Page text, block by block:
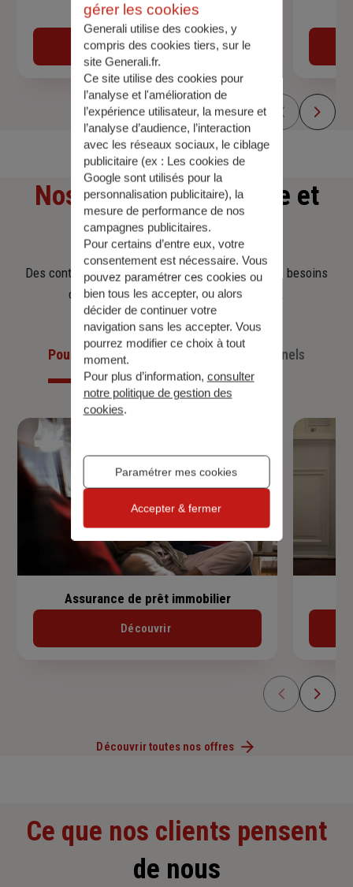
Devis assurance auto
Obtenir une estimation
Nos offresd'assurance et
d'épargne
Des contrats clairs et flexibles pour sécuriser vos besoins
d’aujourd’hui et anticiper ceux de demain.
Pour les particuliers Pour les professionnels
Assurance de prêt immobilier
Découvrir
Découvrir toutes nos offres
Ce que nos clients pensent
de nous
gérer les cookies
Generali utilise des cookies, y
compris des cookies tiers, sur le
site Generali.fr.
Ce site utilise des cookies pour
l’analyse et l'amélioration de
l’expérience utilisateur, la mesure et
l’analyse d’audience, l’interaction
avec les réseaux sociaux, le ciblage
publicitaire (ex : Les cookies de
Google sont utilisés pour la
personnalisation publicitaire), la
mesure de performance de nos
campagnes publicitaires.
Pour certains d’entre eux, votre
consentement est nécessaire. Vous
pouvez paramétrer ces cookies ou
bien tous les accepter, ou alors
décider de continuer votre
navigation sans les accepter. Vous
pourrez modifier ce choix à tout
moment.
Pour plus d’information, consulter
notre politique de gestion des
cookies.
Paramétrer mes cookies
Accepter & fermer